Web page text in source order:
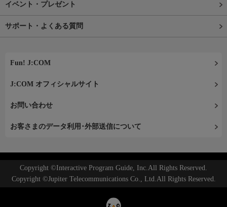
イベント・プレゼント
サポート・よくある質問
Fun! J:COM
J:COM オフィシャルサイト
お問い合わせ
お客さまのデータ利用･外部送信について
Copyright ©Interactive Program Guide, Inc.All Rights Reserved.
Copyright ©Jupiter Telecommunications Co., Ltd.All Rights Reserved.